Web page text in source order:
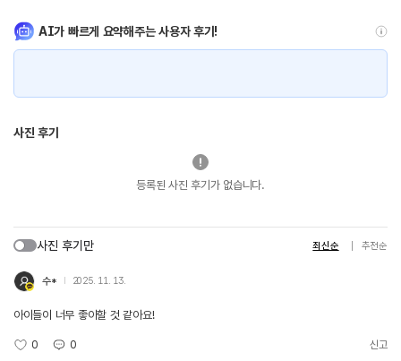
AI가 빠르게 요약해주는 사용자 후기!
사진 후기
등록된 사진 후기가 없습니다.
사진 후기만 최신순 추천순
수* 2025. 11. 13.
아이들이 너무 좋아할 것 같아요!
0 0 신고